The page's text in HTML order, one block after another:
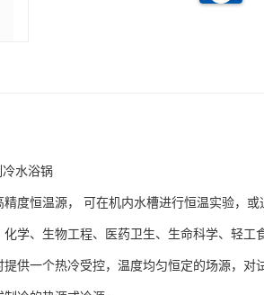
冷水浴锅
度恒温源， 可在机内水槽进行恒温实验，
学、生物工程、医药卫生、生命科学、轻
供一个热冷受控，温度均匀恒定的场源，对